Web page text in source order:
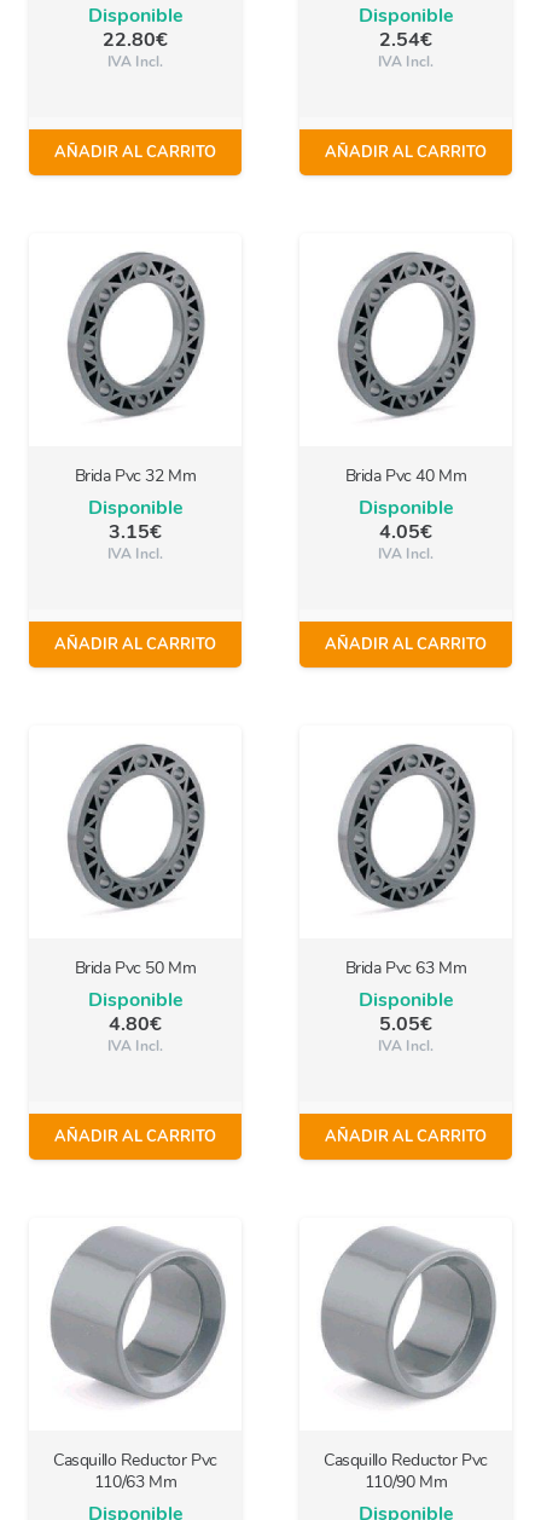
Disponible
22.80€
IVA Incl.
AÑADIR AL CARRITO
Disponible
2.54€
IVA Incl.
AÑADIR AL CARRITO
Brida Pvc 32 Mm
Disponible
3.15€
IVA Incl.
AÑADIR AL CARRITO
Brida Pvc 40 Mm
Disponible
4.05€
IVA Incl.
AÑADIR AL CARRITO
Brida Pvc 50 Mm
Disponible
4.80€
IVA Incl.
AÑADIR AL CARRITO
Brida Pvc 63 Mm
Disponible
5.05€
IVA Incl.
AÑADIR AL CARRITO
Casquillo Reductor Pvc
110/63 Mm
Disponible
Casquillo Reductor Pvc
110/90 Mm
Disponible